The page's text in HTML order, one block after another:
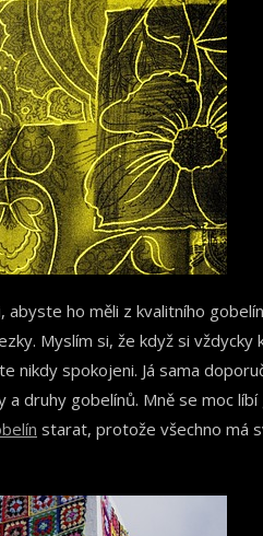
ho měli z kvalitního
Myslím si, že když si vždycky
nikdy spokojeni. Já sama
druhy gobelínů. Mně se moc líbí
starat, protože všechno má